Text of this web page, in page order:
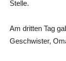
Stelle.
Am dritten Tag
Geschwister,